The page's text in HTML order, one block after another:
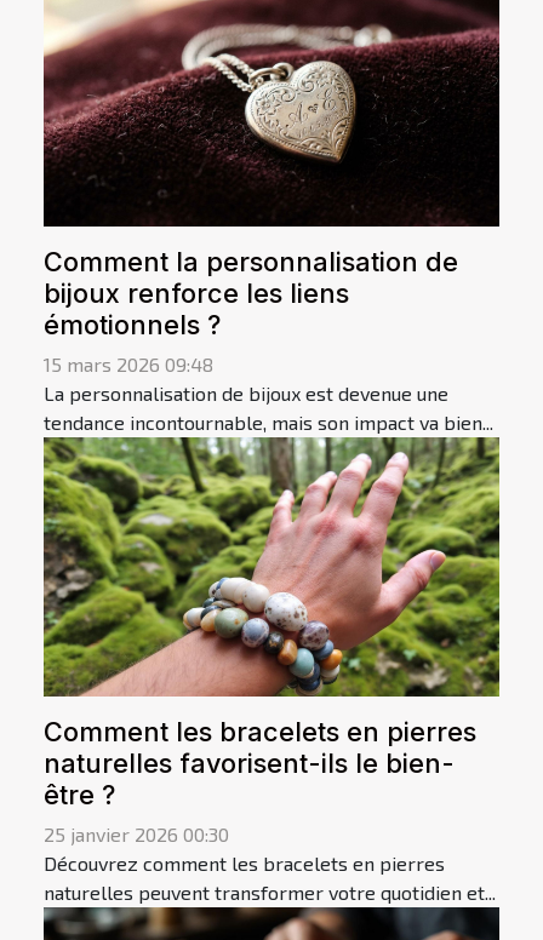
Comment la personnalisation de
bijoux renforce les liens
émotionnels ?
15 mars 2026 09:48
La personnalisation de bijoux est devenue une
tendance incontournable, mais son impact va bien...
Comment les bracelets en pierres
naturelles favorisent-ils le bien-
être ?
25 janvier 2026 00:30
Découvrez comment les bracelets en pierres
naturelles peuvent transformer votre quotidien et...